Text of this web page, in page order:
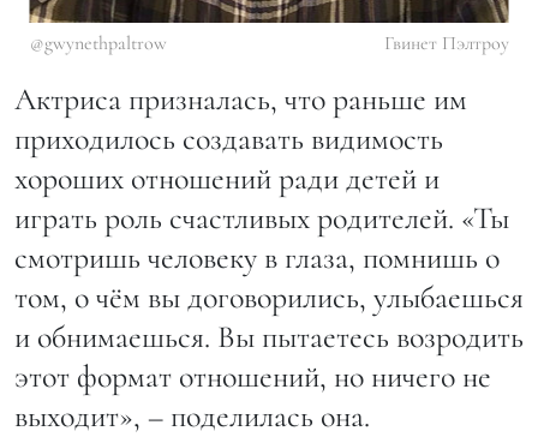
@gwynethpaltrow Гвинет Пэлтроу
Актриса призналась, что раньше им
приходилось создавать видимость
хороших отношений ради детей и
играть роль счастливых родителей. «Ты
смотришь человеку в глаза, помнишь о
том, о чём вы договорились, улыбаешься
и обнимаешься. Вы пытаетесь возродить
этот формат отношений, но ничего не
выходит», – поделилась она.